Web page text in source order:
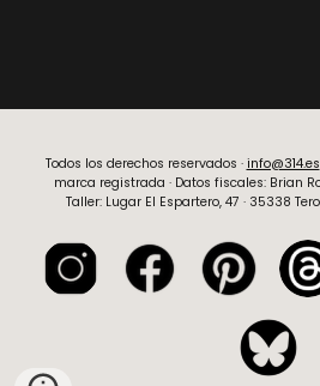
Todos los derechos reservados · info@314.es
marca registrada · Datos fiscales: Brian
Taller: Lugar El Espartero, 47 · 35338